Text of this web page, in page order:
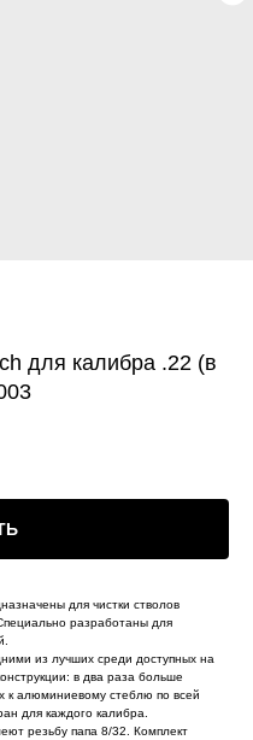
для калибра .22 (в
для чистки стволов
разработаны для
из лучших среди доступных на
в два раза больше
к алюминиевому стеблю по всей
для каждого калибра.
резьбу папа 8/32. Комплект